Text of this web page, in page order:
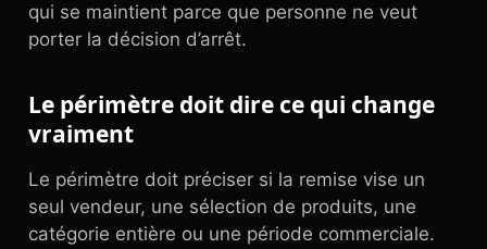
qui se maintient parce que personne ne veut
porter la décision d’arrêt.
Le périmètre doit dire ce qui change
vraiment
Le périmètre doit préciser si la remise vise un
seul vendeur, une sélection de produits, une
catégorie entière ou une période commerciale.